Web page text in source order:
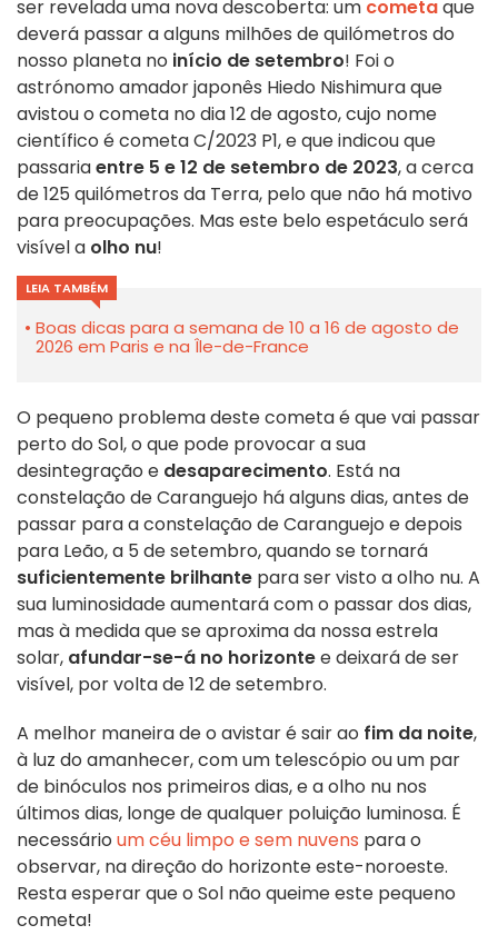
ser revelada uma nova descoberta: um cometaque
deverá passar a alguns milhões de quilómetros do
nosso planeta no início de setembro! Foi o
astrónomo amador japonês Hiedo Nishimura que
avistou o cometa no dia 12 de agosto, cujo nome
científico é cometa C/2023 P1, e que indicou que
passariaentre 5 e 12 de setembro de 2023, a cerca
de 125 quilómetros da Terra, pelo que não há motivo
para preocupações. Mas este belo espetáculo será
visível a olho nu!
LEIA TAMBÉM
Boas dicas para a semana de 10 a 16 de agosto de
2026 em Paris e na Île-de-France
O pequeno problema deste cometa é que vai passar
perto do Sol, o que pode provocar a sua
desintegração e desaparecimento. Está na
constelação de Caranguejo há alguns dias, antes de
passar para a constelação de Caranguejo e depois
para Leão, a 5 de setembro, quando se tornará
suficientemente brilhante para ser visto a olho nu. A
sua luminosidade aumentará com o passar dos dias,
mas à medida que se aproxima da nossa estrela
solar, afundar-se-á no horizontee deixará de ser
visível, por volta de 12 de setembro.
A melhor maneira de o avistar é sair ao fim da noite,
à luz do amanhecer, com um telescópio ou um par
de binóculos nos primeiros dias, e a olho nu nos
últimos dias, longe de qualquer poluição luminosa. É
necessário um céu limpo e sem nuvens para o
observar, na direção do horizonte este-noroeste.
Resta esperar que o Sol não queime este pequeno
cometa!